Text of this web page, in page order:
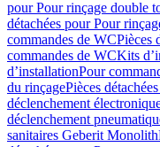
pour Pour rinçage double
détachées pour Pour
commandes de WCPièces
commandes de WCKits
d’installationPour
du rinçagePièces
déclenchement
déclenchement
sanitaires Geberit Monolith